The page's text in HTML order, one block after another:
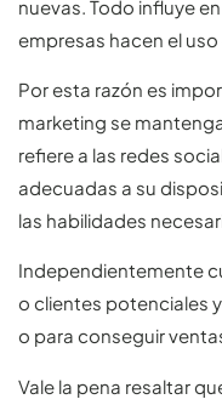
nuevas. Todo influye
empresas hacen el
Por esta razón es
marketing se
refiere a las redes
adecuadas a su
las habilidades
Independientemente
o clientes potenciales
o para conseguir
Vale la pena resaltar